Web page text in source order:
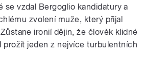
se vzdal Bergoglio kandidatury a
zvolení muže, který přijal
ironií dějin, že člověk klidné
prožít jeden z nejvíce turbulentních